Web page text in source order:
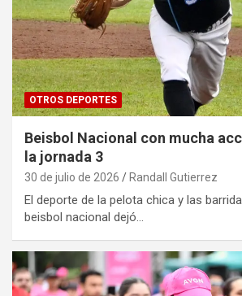
OTROS DEPORTES
Beisbol Nacional con mucha
la jornada 3
30 de julio de 2026 Randall Gutierrez
El deporte de la pelota chica y las
beisbol nacional dejó…